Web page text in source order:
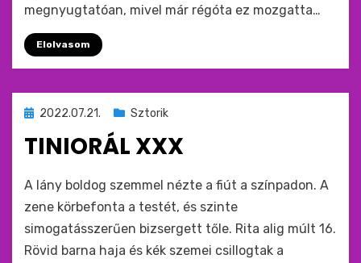
megnyugtatóan, mivel már régóta ez mozgatta…
Elolvasom
Beküldve
2022.07.21. Sztorik
TINIORÁL XXX
by monkey
A lány boldog szemmel nézte a fiút a színpadon. A
zene körbefonta a testét, és szinte
simogatásszerűen bizsergett tőle. Rita alig múlt 16.
Rövid barna haja és kék szemei csillogtak a